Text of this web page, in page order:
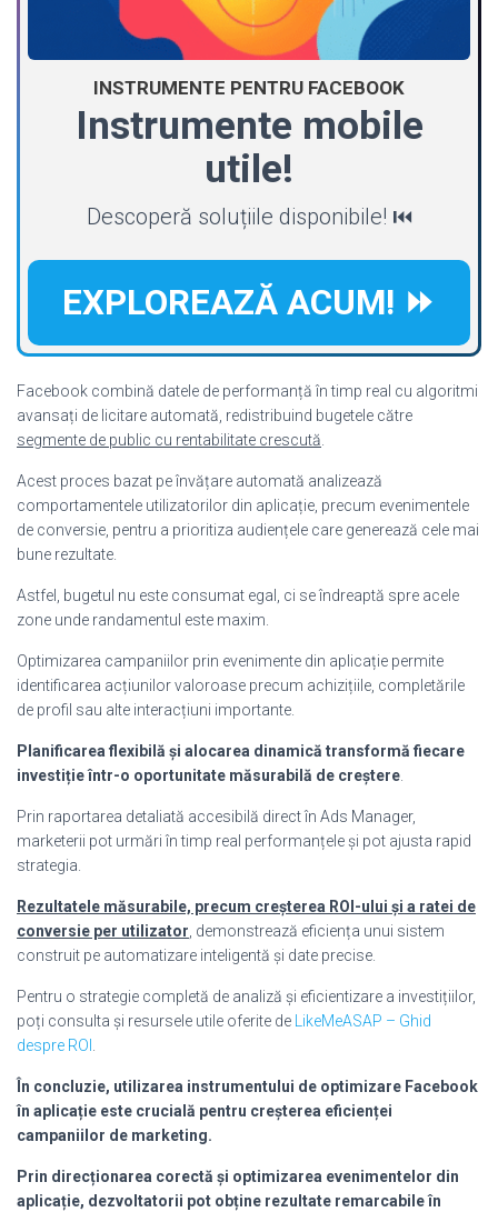
INSTRUMENTE PENTRU FACEBOOK
Instrumente mobile
utile!
Descoperă soluțiile disponibile! ⏮️
EXPLOREAZĂ ACUM! ⏩
Facebook combină datele de performanță în timp real cu algoritmi
avansați de licitare automată, redistribuind bugetele către
segmente de public cu rentabilitate crescută
Acest proces bazat pe învățare automată analizează
comportamentele utilizatorilor din aplicație, precum evenimentele
de conversie, pentru a prioritiza audiențele care generează cele mai
bune rezultate.
Astfel, bugetul nu este consumat egal, ci se îndreaptă spre acele
zone unde randamentul este maxim.
Optimizarea campaniilor prin evenimente din aplicație permite
identificarea acțiunilor valoroase precum achizițiile, completările
de profil sau alte interacțiuni importante.
Planificarea flexibilă și alocarea dinamică transformă fiecare
investiție într-o oportunitate măsurabilă de creștere
Prin raportarea detaliată accesibilă direct în Ads Manager,
marketerii pot urmări în timp real performanțele și pot ajusta rapid
strategia.
Rezultatele măsurabile, precum creșterea ROI-ului și a ratei de
conversie per utilizator , demonstrează eficiența unui sistem
construit pe automatizare inteligentă și date precise.
Pentru o strategie completă de analiză și eficientizare a investițiilor,
poți consulta și resursele utile oferite de
LikeMeASAP – Ghid
despre ROI
În concluzie, utilizarea instrumentului de optimizare Facebook
în aplicație este crucială pentru creșterea eficienței
campaniilor de marketing.
Prin direcționarea corectă și optimizarea evenimentelor din
aplicație, dezvoltatorii pot obține rezultate remarcabile în